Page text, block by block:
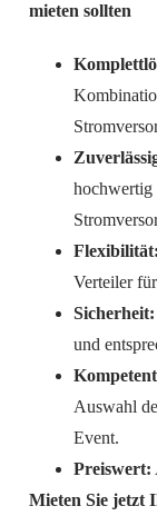
mieten sollten
hochwertig
Flexibilität:
Verteiler
Sicherheit:
und
Auswahl
Event.
Preiswert:
Mieten Sie jetzt